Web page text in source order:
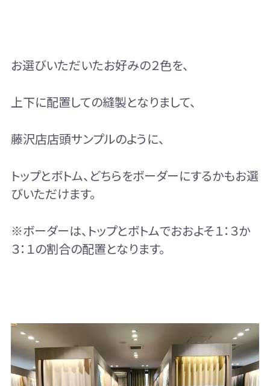
お選びいただいたお好みの２色を、
上下に配置しての縫製となりまして、
藤沢店店頭サンプルのように、
トップとボトム、どちらをボーダーにするかもお選
びいただけます。
※ボーダーは、トップとボトムでおおよそ１：３か
３：１の割合の配置となります。